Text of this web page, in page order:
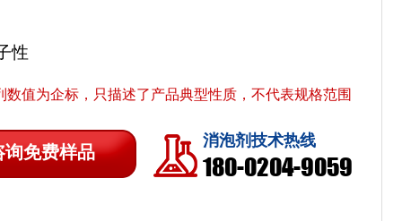
性
数值为企标，只描述了产品典型性质，不代表规格范围
询免费样品
消泡剂技术热线
180-0204-9059